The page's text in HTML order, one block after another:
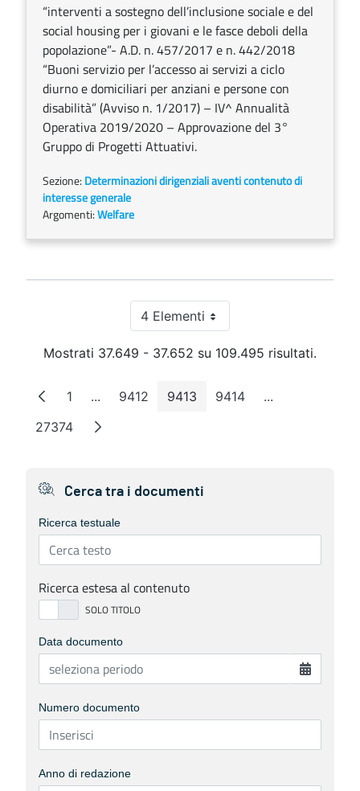
“interventi a sostegno dell’inclusione sociale e del
social housing per i giovani e le fasce deboli della
popolazione”- A.D. n. 457/2017 e n. 442/2018
“Buoni servizio per l’accesso ai servizi a ciclo
diurno e domiciliari per anziani e persone con
disabilità” (Avviso n. 1/2017) – IV^ Annualità
Operativa 2019/2020 – Approvazione del 3°
Gruppo di Progetti Attuativi.
Sezione: Determinazioni dirigenziali aventi contenuto di
interesse generale
Argomenti:Welfare
4 ElementiPer pagina
Mostrati 37.649 - 37.652 su 109.495 risultati.
Pagina
1 ...Pagine intermedie
Pagina
9412 Pagina
9413 Pagina
9414 ...Pagine
Pagina
27374
Cerca tra i documenti
Ricerca testuale
Ricerca estesa al contenuto
Data documento
Numero documento
Anno di redazione